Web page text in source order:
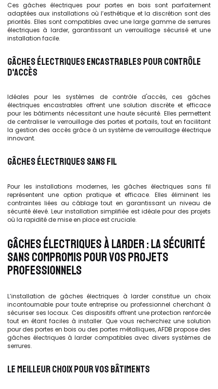
Ces gâches électriques pour portes en bois sont parfaitement
adaptées aux installations où l’esthétique et la discrétion sont des
priorités. Elles sont compatibles avec une large gamme de serrures
électriques à larder, garantissant un verrouillage sécurisé et une
installation facile.
GÂCHES ÉLECTRIQUES ENCASTRABLES POUR CONTRÔLE
D'ACCÈS
Idéales pour les systèmes de contrôle d'accès, ces gâches
électriques encastrables offrent une solution discrète et efficace
pour les bâtiments nécessitant une haute sécurité. Elles permettent
de centraliser le verrouillage des portes et portails, tout en facilitant
la gestion des accès grâce à un système de verrouillage électrique
innovant.
GÂCHES ÉLECTRIQUES SANS FIL
Pour les installations modernes, les gâches électriques sans fil
représentent une option pratique et efficace. Elles éliminent les
contraintes liées au câblage tout en garantissant un niveau de
sécurité élevé. Leur installation simplifiée est idéale pour des projets
où la rapidité de mise en place est cruciale.
GÂCHES ÉLECTRIQUES À LARDER : LA SÉCURITÉ
SANS COMPROMIS POUR VOS PROJETS
PROFESSIONNELS
L’installation de gâches électriques à larder constitue un choix
incontournable pour toute entreprise ou professionnel cherchant à
sécuriser ses locaux. Ces dispositifs offrent une protection renforcée
tout en étant faciles à installer. Que vous recherchiez une solution
pour des portes en bois ou des portes métalliques, AFDB propose des
gâches électriques à larder compatibles avec divers systèmes de
serrures.
LE MEILLEUR CHOIX POUR VOS BÂTIMENTS